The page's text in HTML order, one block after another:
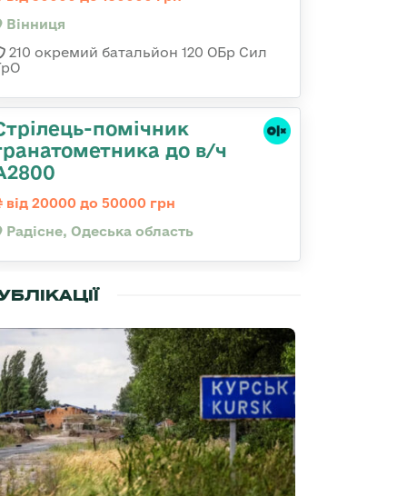
Вінниця
210 окремий батальйон 120 ОБр Сил
помічник
до в/ч
від 20000 до 50000 грн
Радісне, Одеська область